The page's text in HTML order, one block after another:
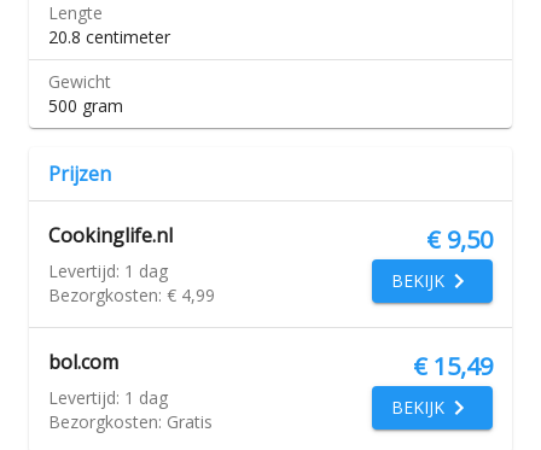
Lengte
20.8 centimeter
Gewicht
500 gram
Prijzen
Cookinglife.nl € 9,50
BEKIJK
Levertijd: 1 dag
Bezorgkosten: € 4,99
bol.com € 15,49
BEKIJK
Levertijd: 1 dag
Bezorgkosten: Gratis